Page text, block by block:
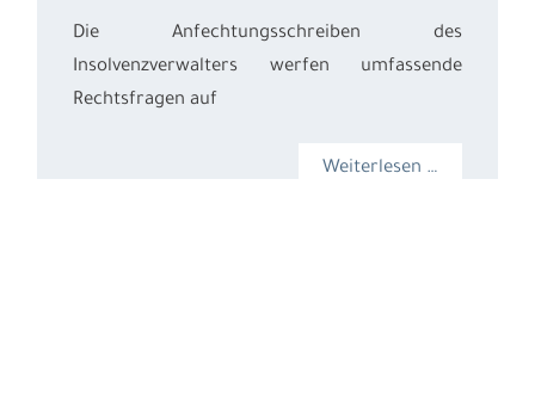
Die Anfechtungsschreiben des
Insolvenzverwalters werfen umfassende
Rechtsfragen auf
Weiterlesen …